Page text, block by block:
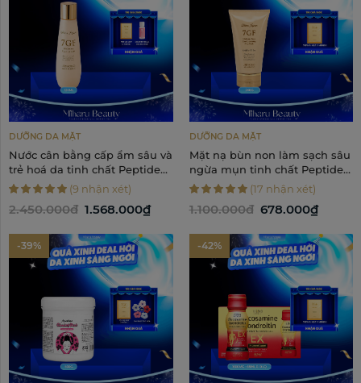
DƯỠNG DA MẶT
Nước cân bằng cấp ẩm sâu và
trẻ hoá da tinh chất Peptide
và Collagen - 7GF Moisture
Face Lotion 120ml
(9 nhận xét)
2.450.000đ 1.568.000₫
DƯỠNG DA MẶT
Mặt nạ bùn non làm sạch sâu
ngừa mụn tinh chất Peptide
& Collagen - 7GF Moisture
Face Pore Cleansing Clay
Pack 240g
(17 nhận xét)
1.100.000đ 678.000₫
-39% -42%